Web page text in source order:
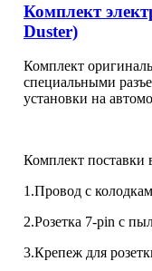
Комплект
Duster)
Комплект
специальными
установки на
Комплект поставки
1.Провод с
2.Розетка 7-pin с
3.Крепеж для